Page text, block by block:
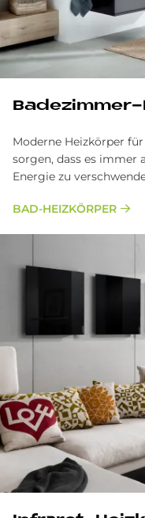
Moderne Heizkörper
sorgen, dass es immer
Energie zu
BAD-HEIZKÖRPER